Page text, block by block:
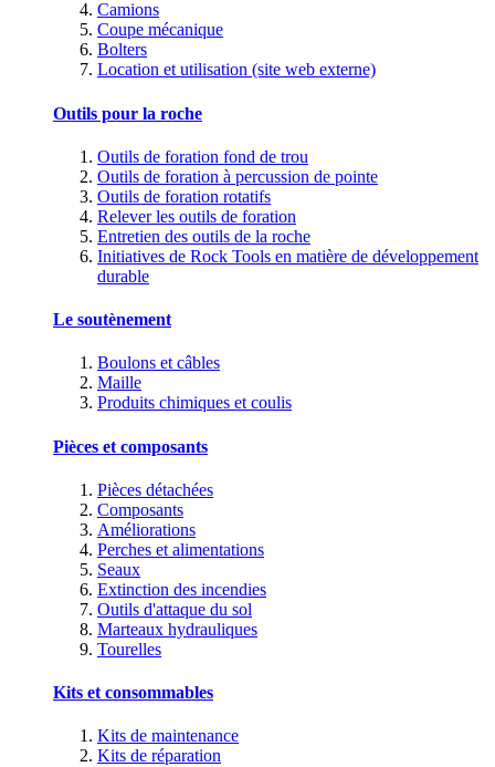
Camions
Coupe mécanique
Bolters
Location et utilisation (site web externe)
Outils pour la roche
Outils de foration fond de trou
Outils de foration à percussion de pointe
Outils de foration rotatifs
Relever les outils de foration
Entretien des outils de la roche
Initiatives de Rock Tools en matière de développement
durable
Le soutènement
Boulons et câbles
Maille
Produits chimiques et coulis
Pièces et composants
Pièces détachées
Composants
Améliorations
Perches et alimentations
Seaux
Extinction des incendies
Outils d'attaque du sol
Marteaux hydrauliques
Tourelles
Kits et consommables
Kits de maintenance
Kits de réparation